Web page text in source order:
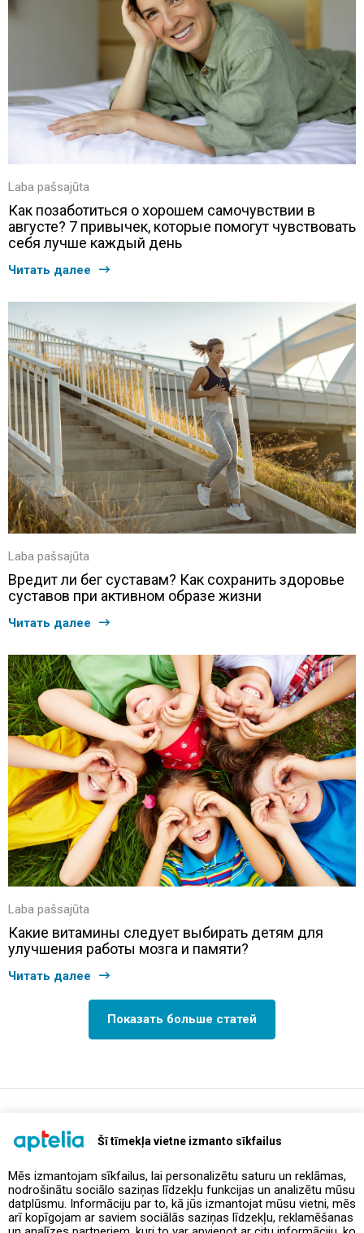
Šī tīmekļa vietne izmanto sīkfailus
Mēs izmantojam sīkfailus, lai personalizētu saturu un reklāmas,
nodrošinātu sociālo saziņas līdzekļu funkcijas un analizētu mūsu
datplūsmu. Informāciju par to, kā jūs izmantojat mūsu vietni, mēs
arī kopīgojam ar saviem sociālās saziņas līdzekļu, reklamēšanas
Laba pašsajūta
Как позаботиться о хорошем самочувствии в
августе? 7 привычек, которые помогут чувствовать
себя лучше каждый день
Читать далее
Laba pašsajūta
Вредит ли бег суставам? Как сохранить здоровье
суставов при активном образе жизни
Читать далее
Laba pašsajūta
Какие витамины следует выбирать детям для
улучшения работы мозга и памяти?
Читать далее
Показать больше статей
Предложения и акции